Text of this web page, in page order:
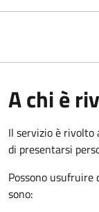
A chi è
Il servizio è
di presentarsi
Possono
sono: